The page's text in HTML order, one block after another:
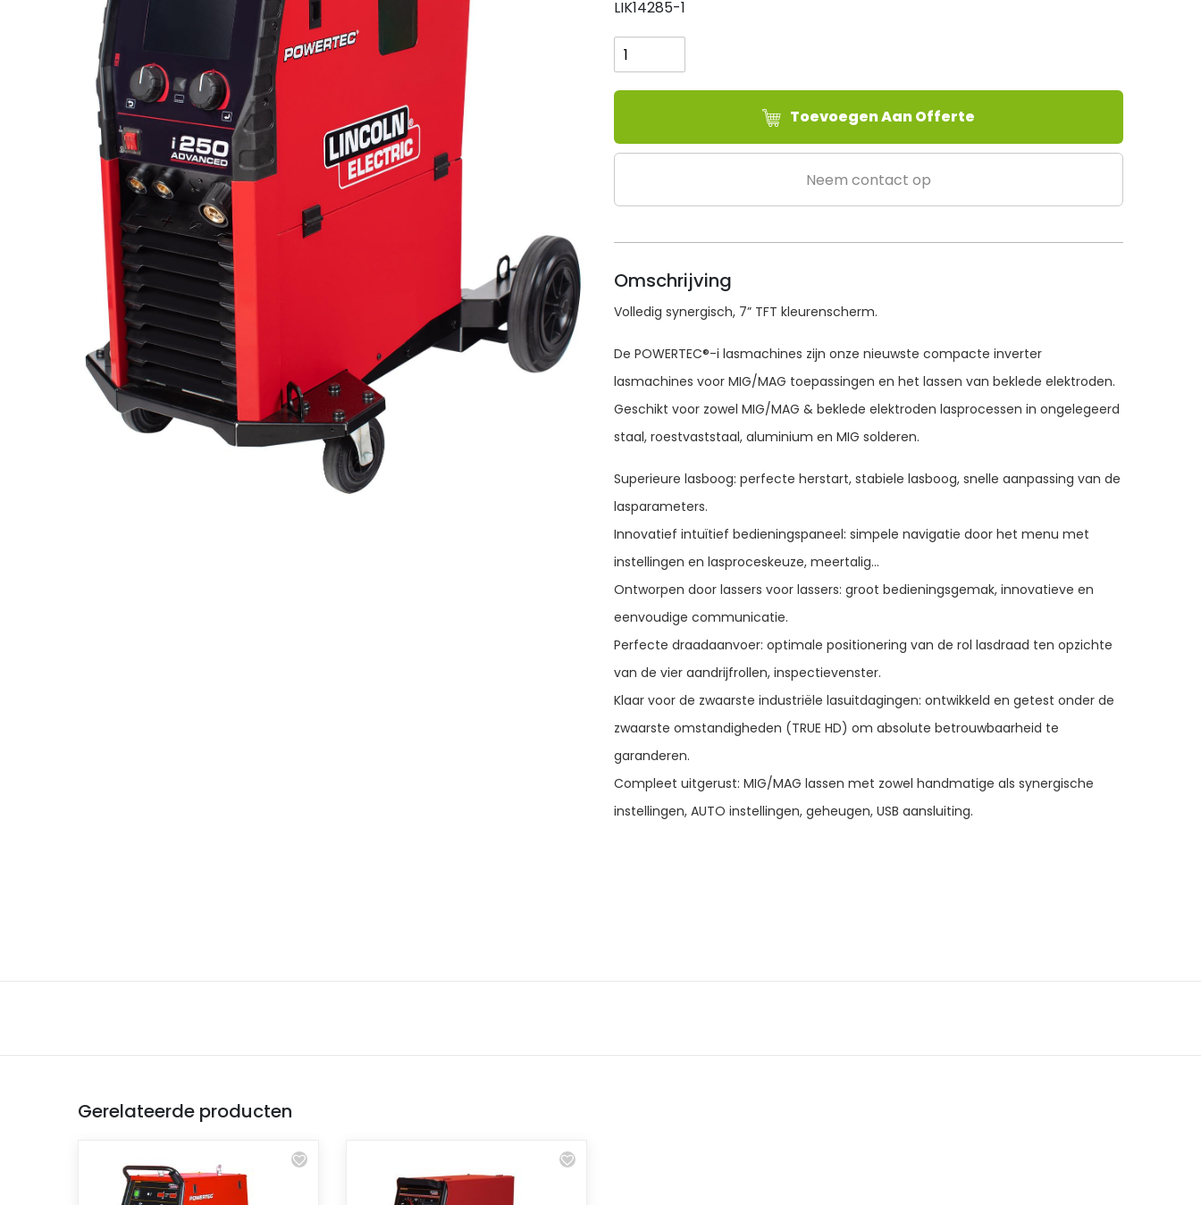
LIK14285-1
Electric
POWERTEC®
I250C
aantal
Toevoegen Aan Offerte
Neem contact op
Omschrijving
Volledig synergisch, 7” TFT kleurenscherm.
De POWERTEC®-i lasmachines zijn onze nieuwste compacte inverter
lasmachines voor MIG/MAG toepassingen en het lassen van beklede elektroden.
Geschikt voor zowel MIG/MAG & beklede elektroden lasprocessen in ongelegeerd
staal, roestvaststaal, aluminium en MIG solderen.
Superieure lasboog: perfecte herstart, stabiele lasboog, snelle aanpassing van de
lasparameters.
Innovatief intuïtief bedieningspaneel: simpele navigatie door het menu met
instellingen en lasproceskeuze, meertalig…
Ontworpen door lassers voor lassers: groot bedieningsgemak, innovatieve en
eenvoudige communicatie.
Perfecte draadaanvoer: optimale positionering van de rol lasdraad ten opzichte
van de vier aandrijfrollen, inspectievenster.
Klaar voor de zwaarste industriële lasuitdagingen: ontwikkeld en getest onder de
zwaarste omstandigheden (TRUE HD) om absolute betrouwbaarheid te
garanderen.
Compleet uitgerust: MIG/MAG lassen met zowel handmatige als synergische
instellingen, AUTO instellingen, geheugen, USB aansluiting.
Gerelateerde producten